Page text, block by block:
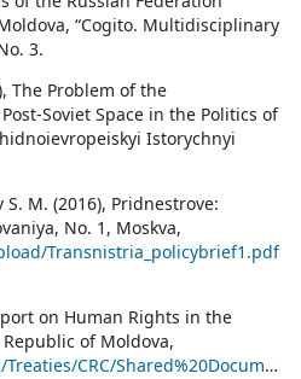
“Cogito. Multidisciplinary
3.
The Problem of the
Soviet Space in the Politics of
Istorychnyi
M. (2016), Pridnestrove:
No. 1, Moskva,
Transnistria_policybrief1.pdf
on Human Rights in the
of Moldova,
MDA/INT_CRC_IFS_MDA_26228_E.pdf